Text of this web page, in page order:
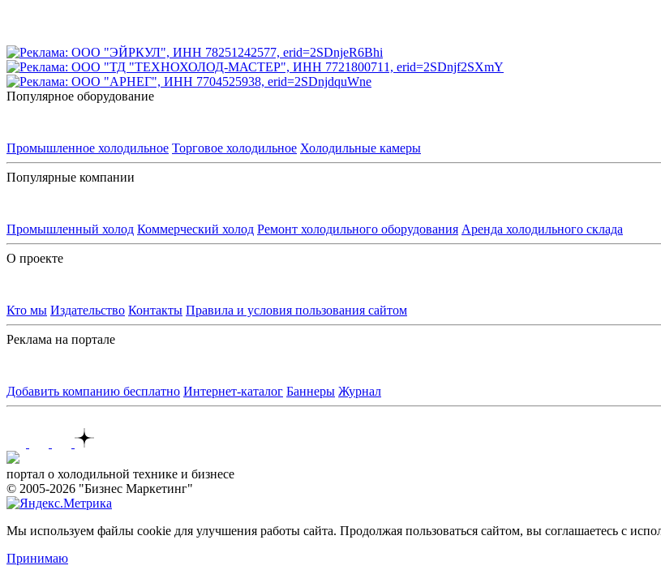
Популярное оборудование
Промышленное холодильное Торговое холодильное Холодильные камеры
Популярные компании
Промышленный холод Коммерческий холод Ремонт холодильного оборудования Аренда холодильного склада
О проекте
Кто мы Издательство Контакты Правила и условия пользования сайтом
Реклама на портале
Добавить компанию бесплатно Интернет-каталог Баннеры Журнал
портал о холодильной технике и бизнесе
© 2005-2026 "Бизнес Маркетинг"
Мы используем файлы cookie для улучшения работы сайта. Продолжая пользоваться сайтом, вы соглашаетесь с
Принимаю